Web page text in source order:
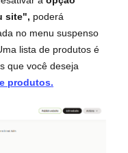
site", poderá
no menu suspenso
lista de produtos é
que você deseja
produtos.